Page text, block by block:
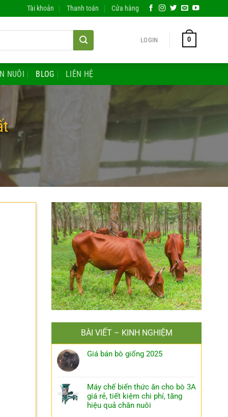
Tài khoản Thanh toán Cửa hàng
LOGIN 0
NUÔI BLOG LIÊN HỆ
BÀI VIẾT – KINH NGHIỆM
Giá bán bò giống 2025
Máy chế biến thức ăn cho bò 3A
giá rẻ, tiết kiệm chi phí, tăng
hiệu quả chăn nuôi